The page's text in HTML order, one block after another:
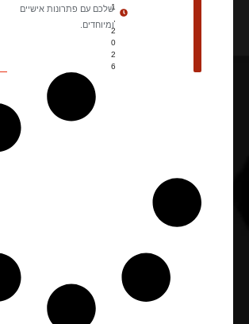
1
2
0
2
6
שלכם עם פתרונות אישיים
ומיוחדים.